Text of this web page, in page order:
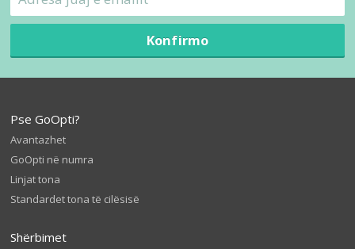
Konfirmo
Pse GoOpti?
Avantazhet
GoOpti në numra
Linjat tona
Standardet tona të cilësisë
Shërbimet